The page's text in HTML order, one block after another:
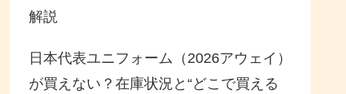
解説
日本代表ユニフォーム（2026アウェイ）
が買えない？在庫状況と“どこで買える